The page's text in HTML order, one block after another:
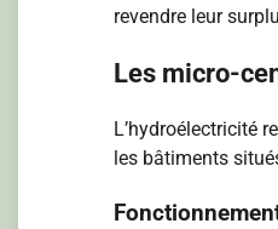
revendre leur
Les micro-
L’hydroélectricité
les bâtiments